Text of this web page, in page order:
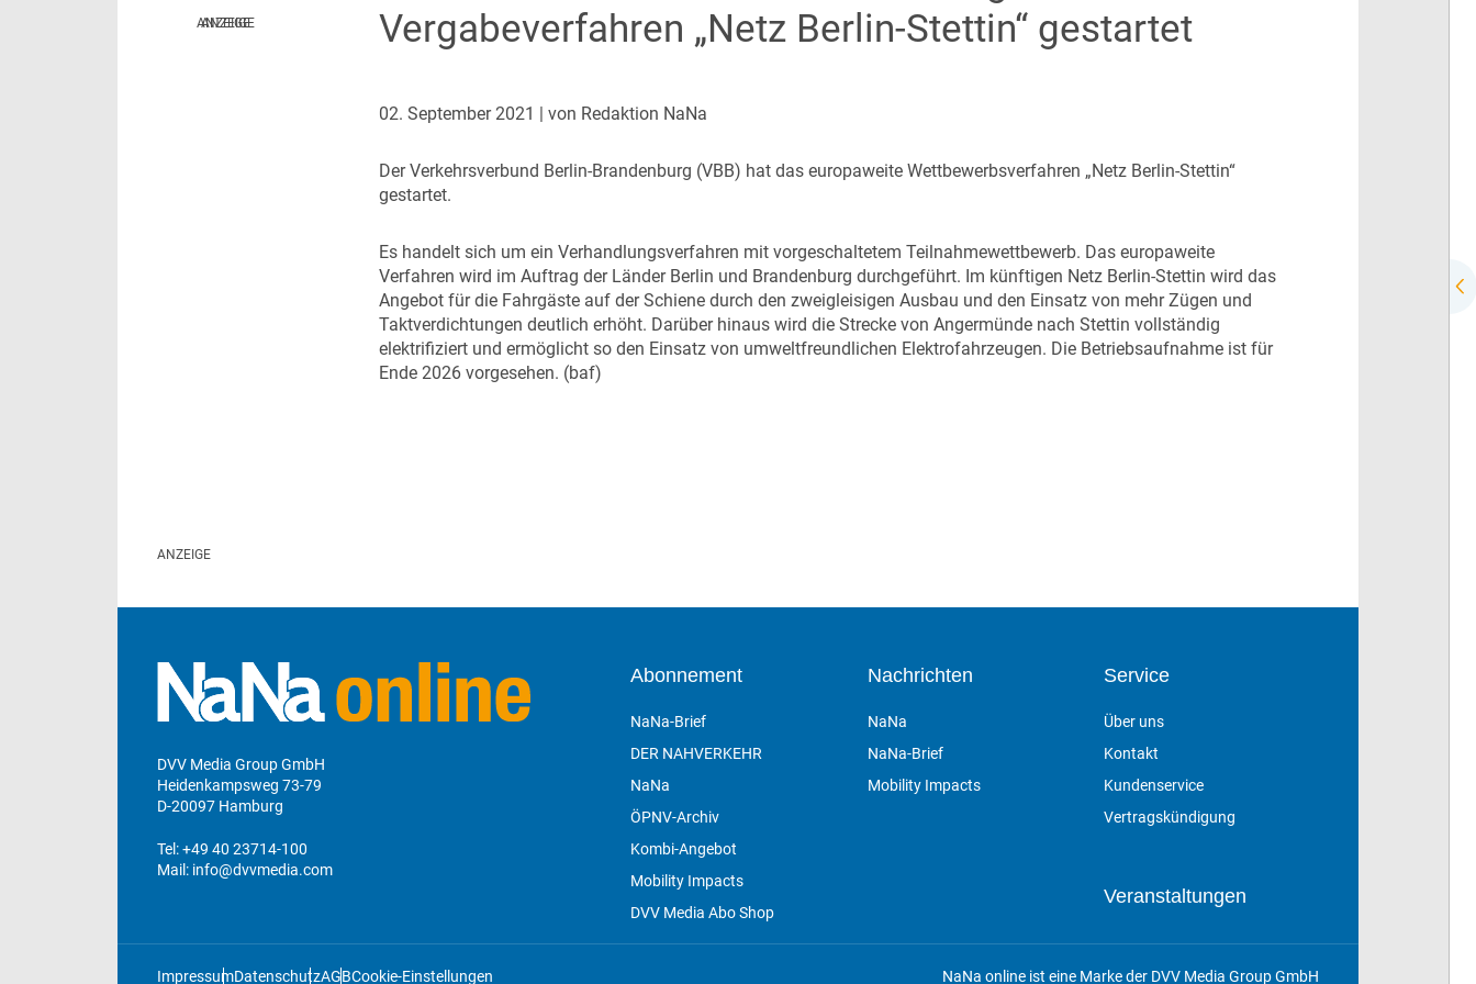
NaNa Data Lab
Dossier Deutschlandticket
InfrastrukturVergabeverfahren „Netz Berlin-Stettin“ gestartet
02. September 2021 | von Redaktion NaNa
Der Verkehrsverbund Berlin-Brandenburg (VBB) hat das europaweite Wettbewerbsverfahren „Netz Berlin-Stettin“
gestartet.
Es handelt sich um ein Verhandlungsverfahren mit vorgeschaltetem Teilnahmewettbewerb. Das europaweite
Verfahren wird im Auftrag der Länder Berlin und Brandenburg durchgeführt. Im künftigen Netz Berlin-Stettin wird das
Angebot für die Fahrgäste auf der Schiene durch den zweigleisigen Ausbau und den Einsatz von mehr Zügen und
Taktverdichtungen deutlich erhöht. Darüber hinaus wird die Strecke von Angermünde nach Stettin vollständig
elektrifiziert und ermöglicht so den Einsatz von umweltfreundlichen Elektrofahrzeugen. Die Betriebsaufnahme ist für
Ende 2026 vorgesehen. (baf)
DVV Media Group GmbH
Heidenkampsweg 73-79
D-20097 Hamburg
Tel:+49 40 23714-100
Mail: info@dvvmedia.com
Abonnement
NaNa-Brief
DER NAHVERKEHR
NaNa
ÖPNV-Archiv
Kombi-Angebot
Mobility Impacts
DVV Media Abo Shop
Nachrichten
NaNa
NaNa-Brief
Mobility Impacts
Service
Über uns
Kontakt
Kundenservice
Vertragskündigung
Veranstaltungen
ImpressumDatenschutzAGBCookie-Einstellungen NaNa online ist eine Marke der DVV Media Group GmbH